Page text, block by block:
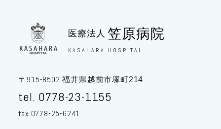
医療法人 笠原病院
KASAHARA HOSPITAL
〒 915-8502 福井県越前市塚町214
tel. 0778-23-1155
fax.0778-25-6241